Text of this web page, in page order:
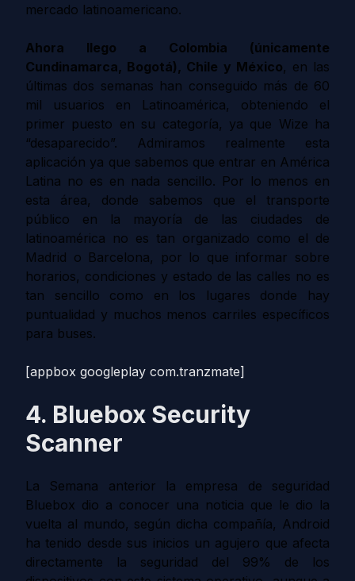
mercado latinoamericano.
Ahora llego a Colombia (únicamente
Cundinamarca, Bogotá) , Chile y México, en las
últimas dos semanas han conseguido más de 60
mil usuarios en Latinoamérica, obteniendo el
primer puesto en su categoría, ya que Wize ha
“desaparecido”. Admiramos realmente esta
aplicación ya que sabemos que entrar en América
Latina no es en nada sencillo. Por lo menos en
esta área, donde sabemos que el transporte
público en la mayoría de las ciudades de
latinoamérica no es tan organizado como el de
Madrid o Barcelona, por lo que informar sobre
horarios, condiciones y estado de las calles no es
tan sencillo como en los lugares donde hay
puntualidad y muchos menos carriles específicos
para buses.
[appbox googleplay com.tranzmate]
4. Bluebox Security
Scanner
La Semana anterior la empresa de seguridad
Bluebox dio a conocer una noticia que le dio la
vuelta al mundo, según dicha compañía, Android
ha tenido desde sus inicios un agujero que afecta
directamente la seguridad del 99% de los